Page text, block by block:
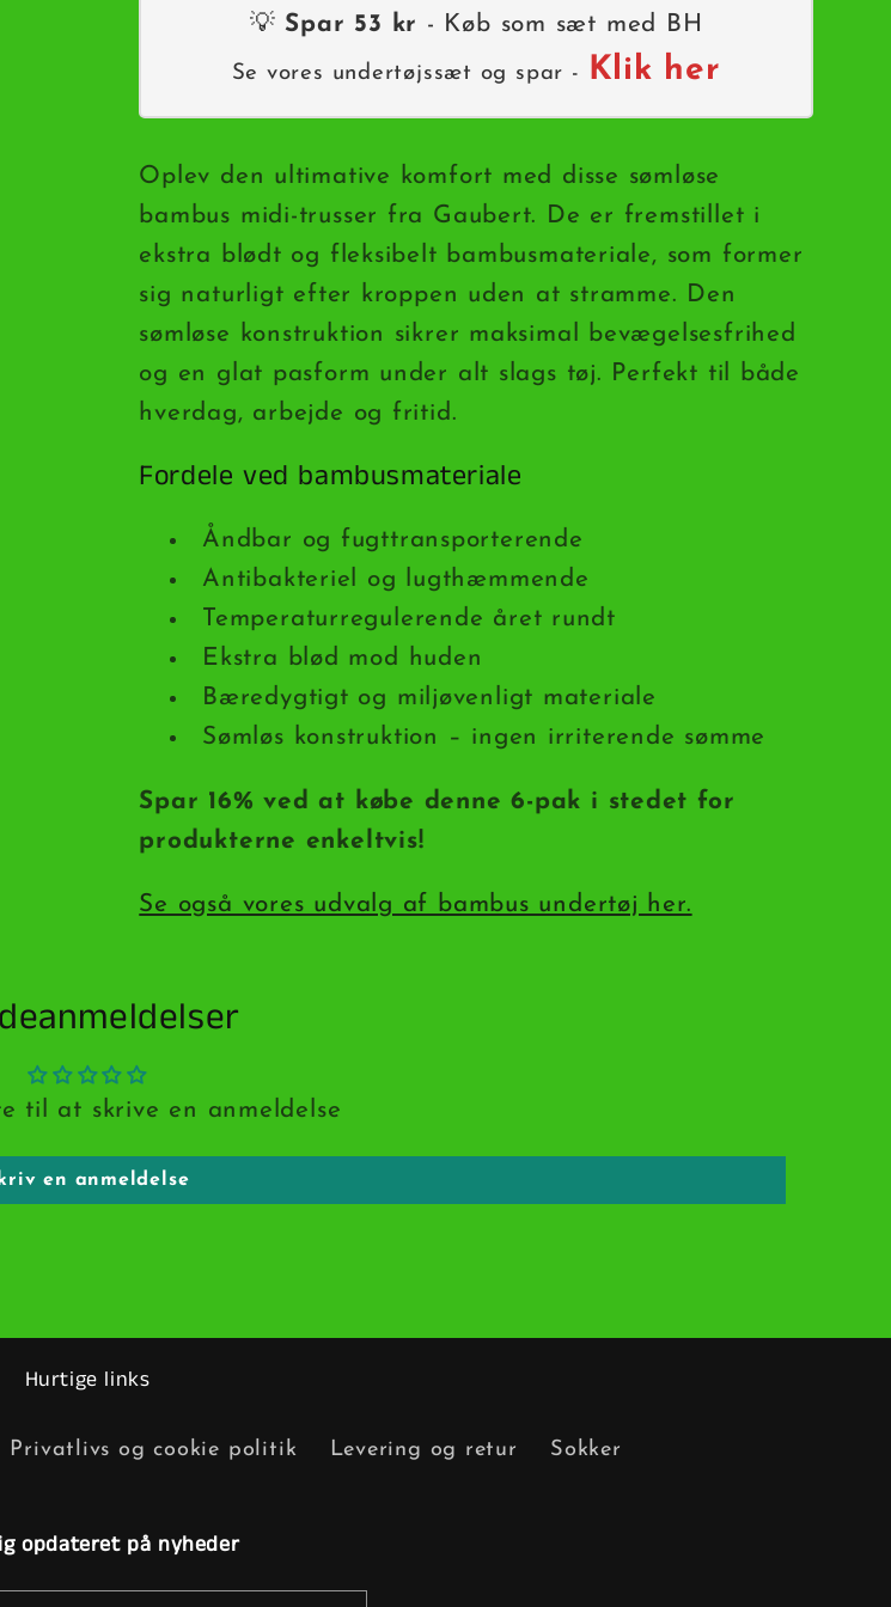
6
par
💡Spar 53 kr - Køb som sæt med BH
Se vores undertøjssæt og spar - Klik her
Oplev den ultimative komfort med disse sømløse
bambus midi-trusser fra Gaubert. De er fremstillet i
ekstra blødt og fleksibelt bambusmateriale, som former
sig naturligt efter kroppen uden at stramme. Den
sømløse konstruktion sikrer maksimal bevægelsesfrihed
og en glat pasform under alt slags tøj. Perfekt til både
hverdag, arbejde og fritid.
Fordele ved bambusmateriale
Åndbar og fugttransporterende
Antibakteriel og lugthæmmende
Temperaturregulerende året rundt
Ekstra blød mod huden
Bæredygtigt og miljøvenligt materiale
Sømløs konstruktion – ingen irriterende sømme
Spar 16% ved at købe denne 6-pak i stedet for
produkterne enkeltvis!
Se også vores udvalg af bambus undertøj her.
til at skrive en anmeldelse
en anmeldelse
Hurtige links
Privatlivs og cookie politik Levering og retur Sokker
opdateret på nyheder